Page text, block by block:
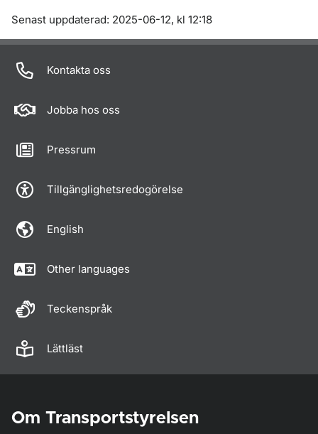
Om sidan
Senast uppdaterad: 2025-06-12, kl 12:18
Kontakta oss
Jobba hos oss
Pressrum
Tillgänglighetsredogörelse
English
Other languages
Teckenspråk
Lättläst
Om Transportstyrelsen